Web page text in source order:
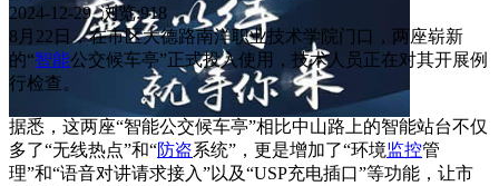
2024-12-29 浏览:918
8月22日，在市区大德路南洋职业技术学院门口，两座崭新
的“智能公交候车亭”正式投入使用，技术人员正在对其开展例
行检查。
据悉，这两座“智能公交候车亭”相比中山路上的智能站台不仅
多了“无线热点”和“防盗系统”，更是增加了“环境监控管
理”和“语音对讲请求接入”以及“USP充电插口”等功能，让市